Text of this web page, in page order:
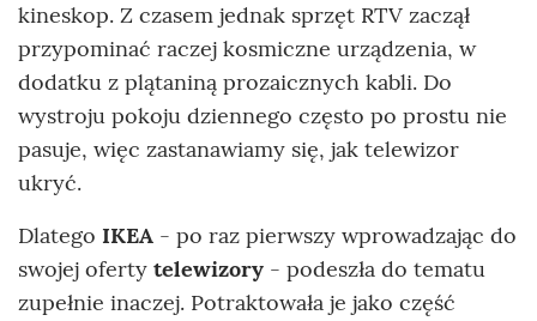
kineskop. Z czasem jednak sprzęt RTV zaczął
przypominać raczej kosmiczne urządzenia, w
dodatku z plątaniną prozaicznych kabli. Do
wystroju pokoju dziennego często po prostu nie
pasuje, więc zastanawiamy się, jak telewizor
ukryć.
Dlatego IKEA - po raz pierwszy wprowadzając do
swojej oferty telewizory - podeszła do tematu
zupełnie inaczej. Potraktowała je jako część